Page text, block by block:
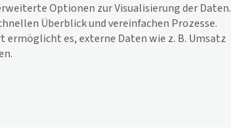
Optionen zur Visualisierung der Daten.
Überblick und vereinfachen Prozesse.
es, externe Daten wie z. B. Umsatz